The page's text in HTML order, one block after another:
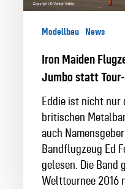
Tour-
Modellbau News
Iron Maiden
Jumbo statt
Eddie ist nicht nur
britischen
auch
Bandflugzeug Ed
gelesen. Die Band
Welttournee 2016